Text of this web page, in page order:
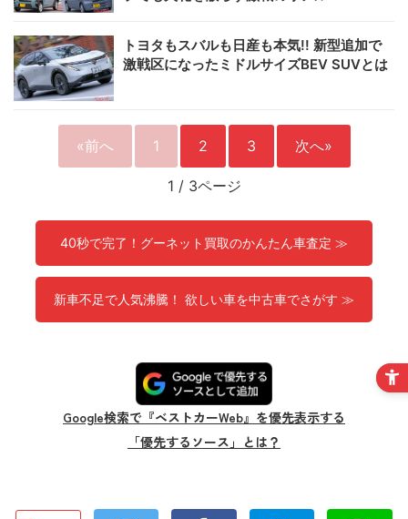
トヨタもスバルも日産も本気!! 新型追加で
激戦区になったミドルサイズBEV SUVとは
«前へ 1 2 3 次へ»
1 / 3ページ
40秒で完了！グーネット買取のかんたん車査定 ≫
新車不足で人気沸騰！ 欲しい車を中古車でさがす ≫
Google検索で『ベストカーWeb』を優先表示する
「優先するソース」とは？